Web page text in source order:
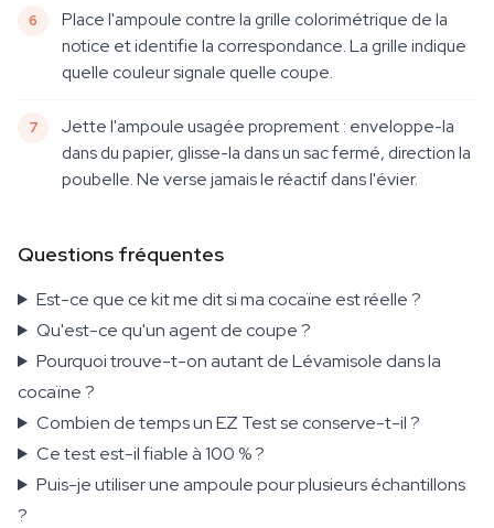
Place l'ampoule contre la grille colorimétrique de la
notice et identifie la correspondance. La grille indique
quelle couleur signale quelle coupe.
Jette l'ampoule usagée proprement : enveloppe-la
dans du papier, glisse-la dans un sac fermé, direction la
poubelle. Ne verse jamais le réactif dans l'évier.
Questions fréquentes
Est-ce que ce kit me dit si ma cocaïne est réelle ?
Qu'est-ce qu'un agent de coupe ?
Pourquoi trouve-t-on autant de Lévamisole dans la
cocaïne ?
Combien de temps un EZ Test se conserve-t-il ?
Ce test est-il fiable à 100 % ?
Puis-je utiliser une ampoule pour plusieurs échantillons
?